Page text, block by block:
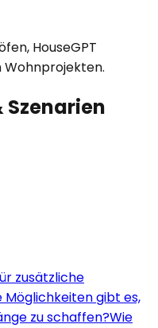
HouseGPT
zusätzliche
Möglichkeiten gibt es,
zu schaffen?Wie